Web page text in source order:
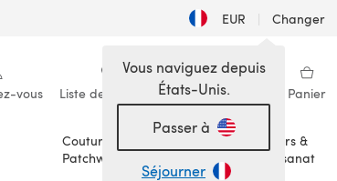
EUR | Changer
vous Liste de souhaits Ma bibliothèque Panier
Couture &
Patchwork
Loisirs &
Artisanat
Vous naviguez depuis
États-Unis.
Passer à
Séjourner